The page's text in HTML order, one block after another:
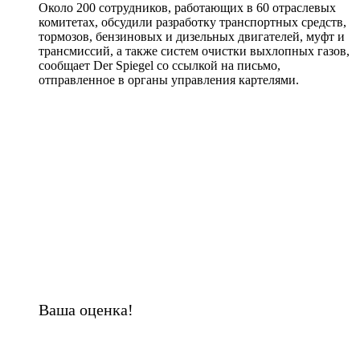
Около 200 сотрудников, работающих в 60 отраслевых
комитетах, обсудили разработку транспортных средств,
тормозов, бензиновых и дизельных двигателей, муфт и
трансмиссий, а также систем очистки выхлопных газов,
сообщает Der Spiegel со ссылкой на письмо,
отправленное в органы управления картелями.
Ваша оценка!